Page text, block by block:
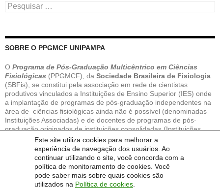
Este site utiliza cookies para melhorar a
experiência de navegação dos usuários. Ao
continuar utilizando o site, você concorda com a
política de monitoramento de cookies. Você
pode saber mais sobre quais cookies são
utilizados na Política de cookies
Pesquisar
por:
SOBRE O PPGMCF UNIPAMPA
O Programa de Pós-Graduação Multicêntrico em Ciências
Fisiológicas (PPGMCF), da Sociedade Brasileira de Fisiologia
(SBFis), se constitui pela associação em rede de cientistas
produtivos vinculados a Instituições de Ensino Superior (IES) onde
a implantação de programas de pós-graduação independentes na
área de ciências fisiológicas ainda não é possível (denominadas
Instituições Associadas) e de docentes de programas de pós-
graduação originados de instituições consolidadas (Instituições
Nucleadoras).
Universidade Federal do Pampa foi admitida como Instituição
Associada no PPGMCF em 2016, e desde então oferta o curso de
MestradoeDoutorado em Ciências Fisiológicas.